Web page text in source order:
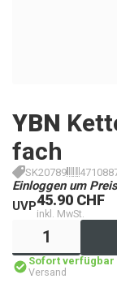
YBN
fach
SK20789
Einloggen um
UVP45.90 CHF
inkl. MwSt.
Sofort verfügbar
Versand